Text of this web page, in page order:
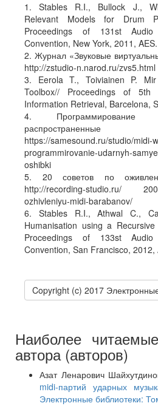
1. Stables R.I., Bullock J.,
Relevant Models for Drum
Proceedings of 131st Audio
Convention, New York, 2011, AES.
2. Журнал «Звуковые
http://zstudio-n.narod.ru/zvs5.html
3. Eerola T., Toiviainen P.
Toolbox// Proceedings of
Information Retrieval, Barcelona,
4. Программирование
https://samesound.ru/studio/midi-
programmirovanie-udarnyh-
oshibki
5. 20 советов по
http://recording-studio.ru/
ozhivleniyu-midi-barabanov/
6. Stables R.I., Athwal C.,
Humanisation using a
Proceedings of 133st Audio
Convention, San Francisco, 2012,
Copyright (c) 2017
Наиболее
автора (авторов)
Азат Ленарович
midi-партий ударных
Электронные библиотеки: